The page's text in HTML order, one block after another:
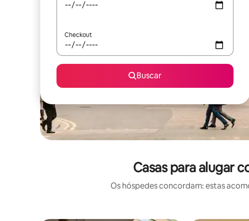
Checkout
Buscar
Casas para alugar
Os hóspedes concordam: estas